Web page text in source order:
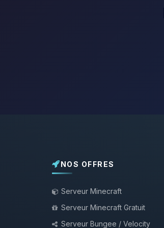
NOS OFFRES
Serveur Minecraft
Serveur Minecraft Gratuit
Serveur Bungee / Velocity